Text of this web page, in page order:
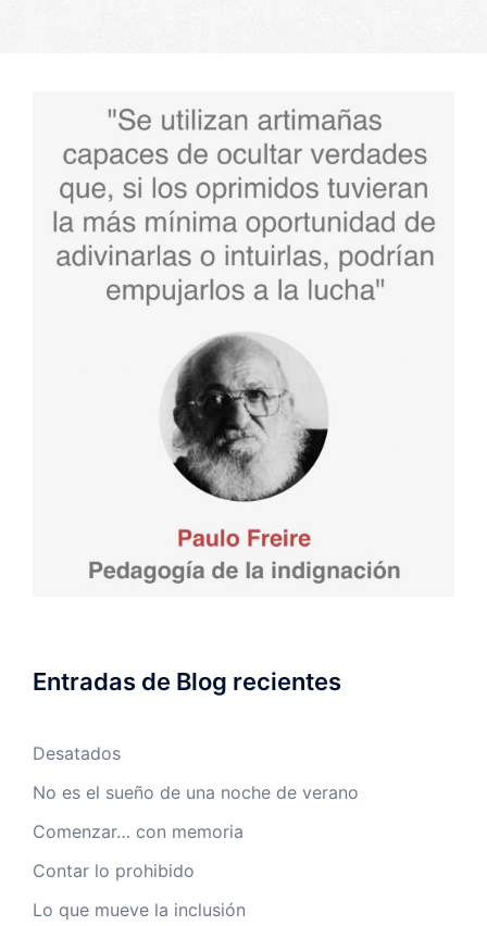
Entradas de Blog recientes
Desatados
No es el sueño de una noche de verano
Comenzar… con memoria
Contar lo prohibido
Lo que mueve la inclusión